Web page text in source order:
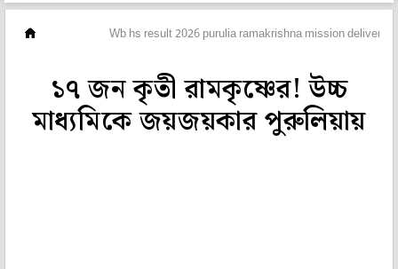
Wb hs result 2026 purulia ramakrishna mission
১৭ জন কৃতী রামকৃষ্ণের! উচ্চ
মাধ্যমিকে জয়জয়কার পুরুলিয়ায়